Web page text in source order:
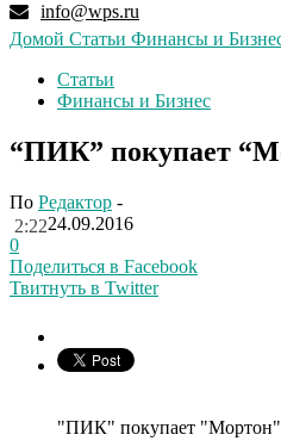
info@wps.ru
Домой Статьи Финансы и
Статьи
Финансы и Бизнес
“ПИК” покупает
По Редактор -
24.09.2016
2:22
0
Поделиться в Facebook
Твитнуть в Twitter
"ПИК" покупает "Мортон"